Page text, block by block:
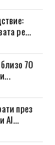
ре...
70
през
AI...